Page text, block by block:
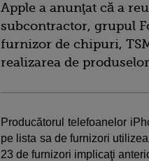
Apple a anunţat că a
subcontractor, grupul
furnizor de chipuri,
realizarea de
Producătorul telefoanelor
pe lista sa de furnizori
23 de furnizori implicaţi